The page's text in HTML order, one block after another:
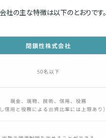
の主な特徴は以下のとおりです。